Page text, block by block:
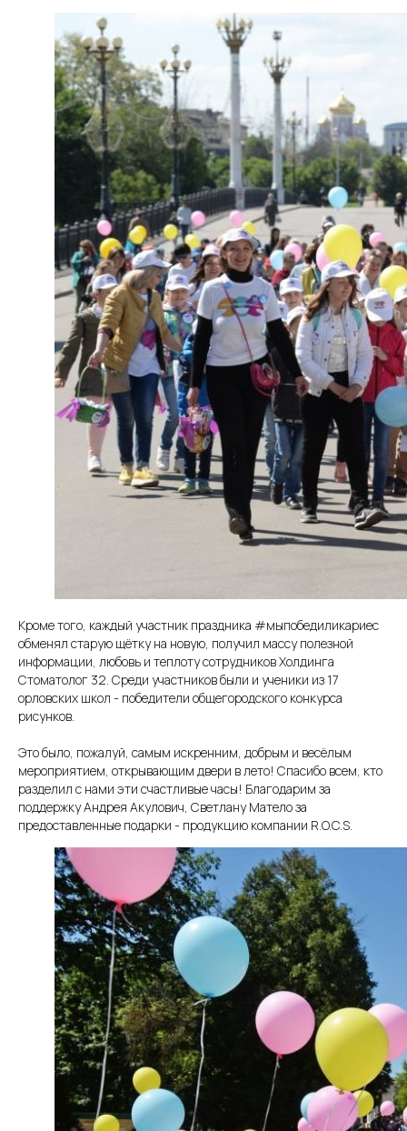
Кроме того, каждый участник праздника #мыпобедиликариес
обменял старую щётку на новую, получил массу полезной
информации, любовь и теплоту сотрудников Холдинга
Стоматолог 32. Среди участников были и ученики из 17
орловских школ - победители общегородского конкурса
рисунков.
Это было, пожалуй, самым искренним, добрым и весёлым
мероприятием, открывающим двери в лето! Спасибо всем, кто
разделил с нами эти счастливые часы! Благодарим за
поддержку Андрея Акулович, Светлану Матело за
предоставленные подарки - продукцию компании R.O.C.S.